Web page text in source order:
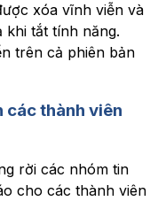
xóa vĩnh viễn và
khi tắt tính năng.
trên cả phiên bản
các thành viên
rời các nhóm tin
cho các thành viên